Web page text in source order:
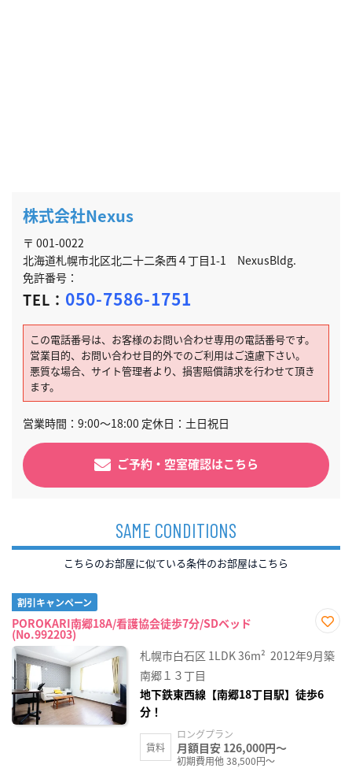
株式会社Nexus
〒 001-0022
北海道札幌市北区北二十二条西４丁目1-1 NexusBldg.
免許番号：
TEL： 050-7586-1751
この電話番号は、お客様のお問い合わせ専用の電話番号です。
営業目的、お問い合わせ目的外でのご利用はご遠慮下さい。
悪質な場合、サイト管理者より、損害賠償請求を行わせて頂き
ます。
営業時間：9:00～18:00 定休日：土日祝日
ご予約・空室確認はこちら
SAME CONDITIONS
こちらのお部屋に似ている条件のお部屋はこちら
割引キャンペーン
POROKARI南郷18A/看護協会徒歩7分/SDベッド
(No.992203)
に入
り登
札幌市白石区 1LDK36m² 2012年9月築
南郷１３丁目
地下鉄東西線【南郷18丁目駅】徒歩6
分！
賃料
ロングプラン
月額目安 126,000円～
初期費用他 38,500円～